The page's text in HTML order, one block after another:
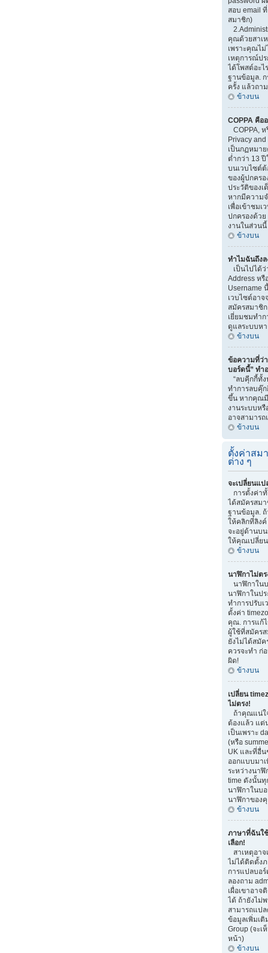
สอบ email
สมาชิก)
คุณด้วยสาเ
เพราะคุณไม่
เหตุการณ์ป
ได้โพสต์อะไ
ฐานข้อมูล.
ครั้ง แล้วถา
ข้างบน
COPPA คือ
COPPA, ห
Privacy and
เป็นกฏหมา
ต่ำกว่า 13 ปี
บนเวบไซต์
ของผู้ปกคร
ประวัติของเ
หากมีความ
เพื่อเข้าชมเ
ปกครองด้วย
งานในส่วนนี้
ข้างบน
ทำไมฉันถึงล
เป็นไปได้
Address ห
Username
เวบไซต์อาจ
สมัครสมาชิก
เยี่ยมชมทำ
ดูแลระบบห
ข้างบน
ข้อความที่ว่
บอร์ดนี้” ทำ
“ลบคุีกกี้ทั้ง
ทำการลบคุ๊
ขึ้น หากคุณมี
งานระบบหรื
อาจสามาร
ข้างบน
ตั้งค่าสม
ต่าง ๆ
จะเปลี่ยนแป
การตั้งค่า
ได้สมัครสมา
ฐานข้อมูล. ถ้
ให้คลิกที่ลิง
จะอยู่ด้านบ
ให้คุณเปลี่ย
ข้างบน
นาฬิกาไม่ตร
นาฬิกาใน
นาฬิกาในป
ทำการปรับเ
ตั้งค่า
คุณ. การแก้
ผู้ใช้ที่สมัคร
ยังไม่ได้สมั
ควรจะทำ ก่
ผิด!
ข้างบน
เปลี่ยน
ไม่ตรง!
ถ้าคุณแน่ใ
ต้องแล้ว แต่
เป็นเพราะ
(หรือ
UK และที่อื่น
ออกแบบมาเ
ระหว่างนา
time ดังนั้นทุ
นาฬิกาในบ
นาฬิกาของ
ข้างบน
ภาษาที่ฉันใ
เลือก!
สาเหตุอาจ
ไม่ได้ติดตั้ง
การแปลบอ
ลองถาม
เผื่อเขาอา
ได้ ถ้ายังไม่
สามารถแป
ข้อมูลเพิ่มเติ
Group (จะเ
หน้า)
ข้างบน